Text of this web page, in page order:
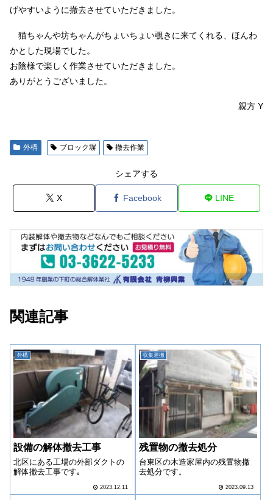
げやすいように撤去させていただきました。
猫ちゃんや坊ちゃんがちょいちょい覗きに来てくれる、ほんわ
かとした現場でした。
お陰様で楽しく作業させていただきました。
ありがとうございました。
親方 Y
外構 ブロック塀 撤去作業
シェアする
X Facebook LINE
関連記事
外構
設備の解体撤去工事
北区にある工場の外部ダクトの
解体撤去工事です｡
2023.12.11
収集運搬
残置物の撤去処分
台東区の木造家屋内の残置物撤
去処分です。
2023.09.13